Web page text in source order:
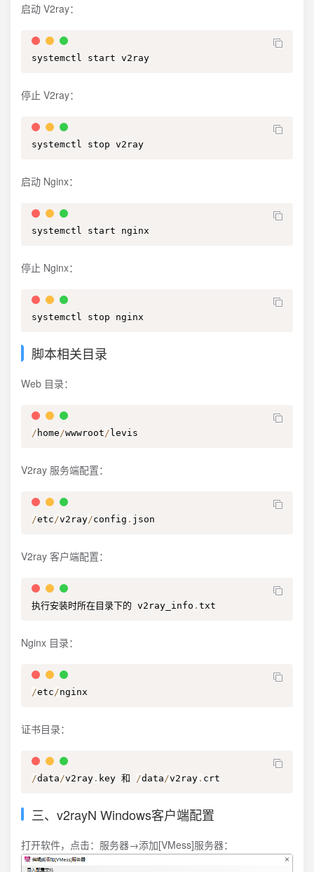
启动 V2ray：
systemctl start v2ray
停止 V2ray：
systemctl stop v2ray
启动 Nginx：
systemctl start nginx
停止 Nginx：
systemctl stop nginx
脚本相关目录
Web 目录：
/ home /wwwroot /levis
V2ray 服务端配置：
/etc /v2ray/config . json
V2ray 客户端配置：
执行安装时所在目录下的 v2ray_info . txt
Nginx 目录：
/etc /nginx
证书目录：
/data /v2ray . key 和 /data /v2ray . crt
三、v2rayN Windows客户端配置
打开软件，点击：服务器→添加[VMess]服务器：